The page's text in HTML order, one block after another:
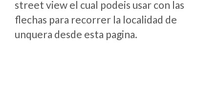
street view el cual podeis usar con las
flechas para recorrer la localidad de
unquera desde esta pagina.